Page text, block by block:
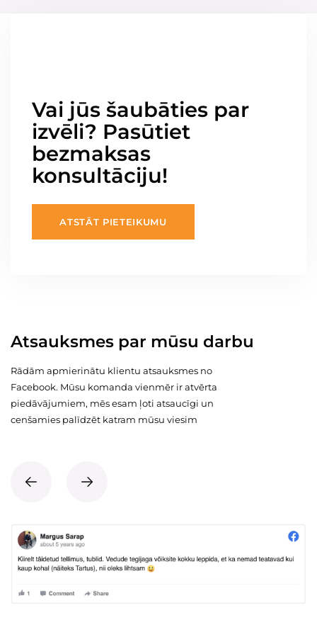
Vai jūs šaubāties par
izvēli? Pasūtiet
bezmaksas
konsultāciju!
ATSTĀT PIETEIKUMU
Atsauksmes par mūsu darbu
Rādām apmierinātu klientu atsauksmes no
Facebook. Mūsu komanda vienmēr ir atvērta
piedāvājumiem, mēs esam ļoti atsaucīgi un
cenšamies palīdzēt katram mūsu viesim